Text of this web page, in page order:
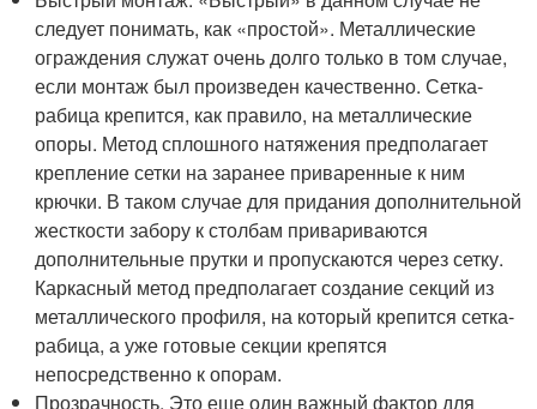
следует понимать, как «простой». Металлические
ограждения служат очень долго только в том случае,
если монтаж был произведен качественно. Сетка-
рабица крепится, как правило, на металлические
опоры. Метод сплошного натяжения предполагает
крепление сетки на заранее приваренные к ним
крючки. В таком случае для придания дополнительной
жесткости забору к столбам привариваются
дополнительные прутки и пропускаются через сетку.
Каркасный метод предполагает создание секций из
металлического профиля, на который крепится сетка-
рабица, а уже готовые секции крепятся
непосредственно к опорам.
Прозрачность. Это еще один важный фактор для